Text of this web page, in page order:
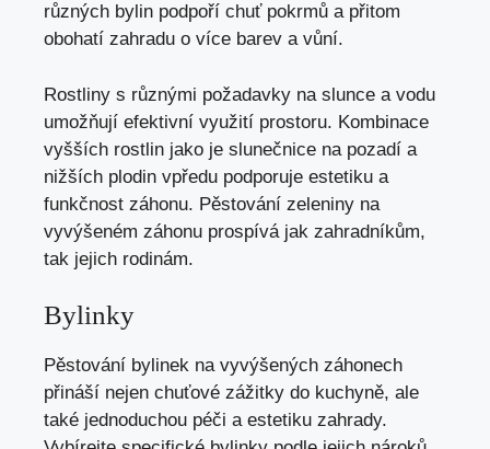
různých bylin podpoří chuť pokrmů a přitom
obohatí zahradu o více barev a vůní.
Rostliny s různými požadavky na slunce a vodu
umožňují efektivní využití prostoru. Kombinace
vyšších rostlin jako je slunečnice na pozadí a
nižších plodin vpředu podporuje estetiku a
funkčnost záhonu. Pěstování zeleniny na
vyvýšeném záhonu prospívá jak zahradníkům,
tak jejich rodinám.
Bylinky
Pěstování bylinek na vyvýšených záhonech
přináší nejen chuťové zážitky do kuchyně, ale
také jednoduchou péči a estetiku zahrady.